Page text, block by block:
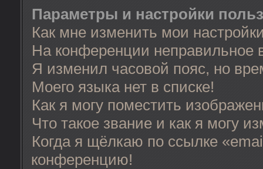
Параметры и настройки
Как мне изменить мои
На конференции неправильное
Я изменил часовой пояс, но
Моего языка нет в списке!
Как я могу поместить
Что такое звание и как я могу
Когда я щёлкаю по ссылке
конференцию!